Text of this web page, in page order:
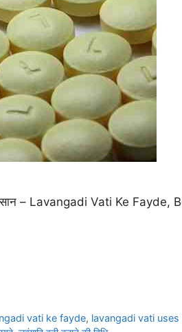
– Lavangadi Vati Ke Fayde,
vati ke fayde, lavangadi vati uses